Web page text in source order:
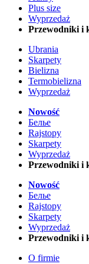
Plus size
Wyprzedaż
Przewodniki i
Ubrania
Skarpety
Bielizna
Termobielizna
Wyprzedaż
Nowość
Белье
Rajstopy
Skarpety
Wyprzedaż
Przewodniki i
Nowość
Белье
Rajstopy
Skarpety
Wyprzedaż
Przewodniki i
O firmie